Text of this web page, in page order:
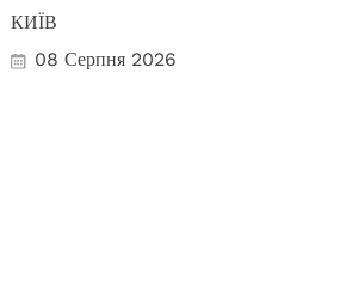
КИЇВ
08 Серпня 2026